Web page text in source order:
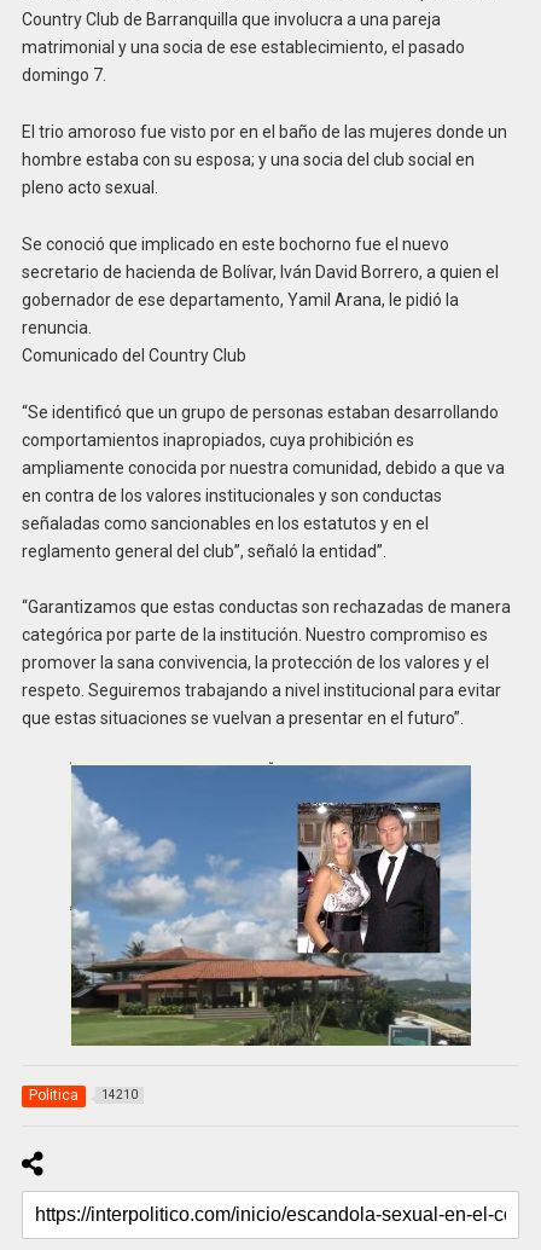
Country Club de Barranquilla que involucra a una pareja
matrimonial y una socia de ese establecimiento, el pasado
domingo 7.
El trio amoroso fue visto por en el baño de las mujeres donde un
hombre estaba con su esposa; y una socia del club social en
pleno acto sexual.
Se conoció que implicado en este bochorno fue el nuevo
secretario de hacienda de Bolívar, Iván David Borrero, a quien el
gobernador de ese departamento, Yamil Arana, le pidió la
renuncia.
Comunicado del Country Club
“Se identificó que un grupo de personas estaban desarrollando
comportamientos inapropiados, cuya prohibición es
ampliamente conocida por nuestra comunidad, debido a que va
en contra de los valores institucionales y son conductas
señaladas como sancionables en los estatutos y en el
reglamento general del club”, señaló la entidad”.
“Garantizamos que estas conductas son rechazadas de manera
categórica por parte de la institución. Nuestro compromiso es
promover la sana convivencia, la protección de los valores y el
respeto. Seguiremos trabajando a nivel institucional para evitar
que estas situaciones se vuelvan a presentar en el futuro”.
Politica 14210